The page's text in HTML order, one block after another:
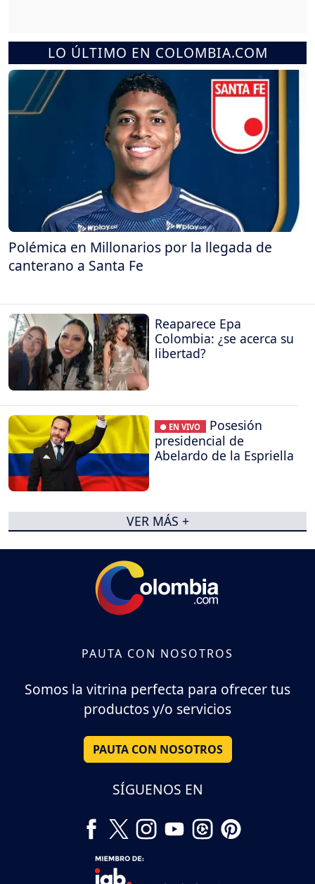
LO ÚLTIMO EN COLOMBIA.COM
Polémica en Millonarios por la llegada de
canterano a Santa Fe
Reaparece Epa
Colombia: ¿se acerca su
libertad?
● EN VIVO
Posesión
presidencial de
Abelardo de la Espriella
VER MÁS +
PAUTA CON NOSOTROS
Somos la vitrina perfecta para ofrecer tus
productos y/o servicios
PAUTA CON NOSOTROS
SÍGUENOS EN